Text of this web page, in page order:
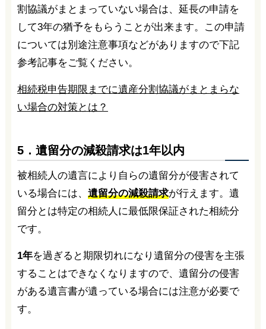
割協議がまとまっていない場合は、延長の申請を
して3年の猶予をもらうことが出来ます。この申請
については別途注意事項などがありますので下記
参考記事をご覧ください。
相続税申告期限までに遺産分割協議がまとまらな
い場合の対策とは？
5．遺留分の減殺請求は1年以内
被相続人の遺言により自らの遺留分が侵害されて
いる場合には、 遺留分の減殺請求が行えます。遺
留分とは特定の相続人に最低限保証された相続分
です。
1年を過ぎると期限切れになり遺留分の侵害を主張
することはできなくなりますので、遺留分の侵害
がある遺言書が遺っている場合には注意が必要で
す。